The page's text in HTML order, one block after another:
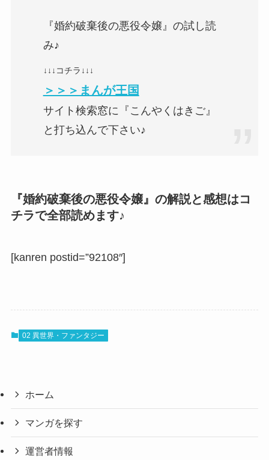
『婚約破棄後の悪役令嬢』の試し読
み♪
↓↓↓コチラ↓↓↓
＞＞＞まんが王国
サイト検索窓に『こんやくはきご』
と打ち込んで下さい♪
『婚約破棄後の悪役令嬢』の解説と感想はコ
チラで全部読めます♪
[kanren postid=”92108″]
02 異世界・ファンタジー
ホーム
マンガを探す
運営者情報